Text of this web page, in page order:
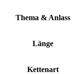
Thema & Anlass
Länge
Kettenart